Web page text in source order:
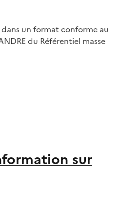
un format conforme au
du Référentiel masse
sur